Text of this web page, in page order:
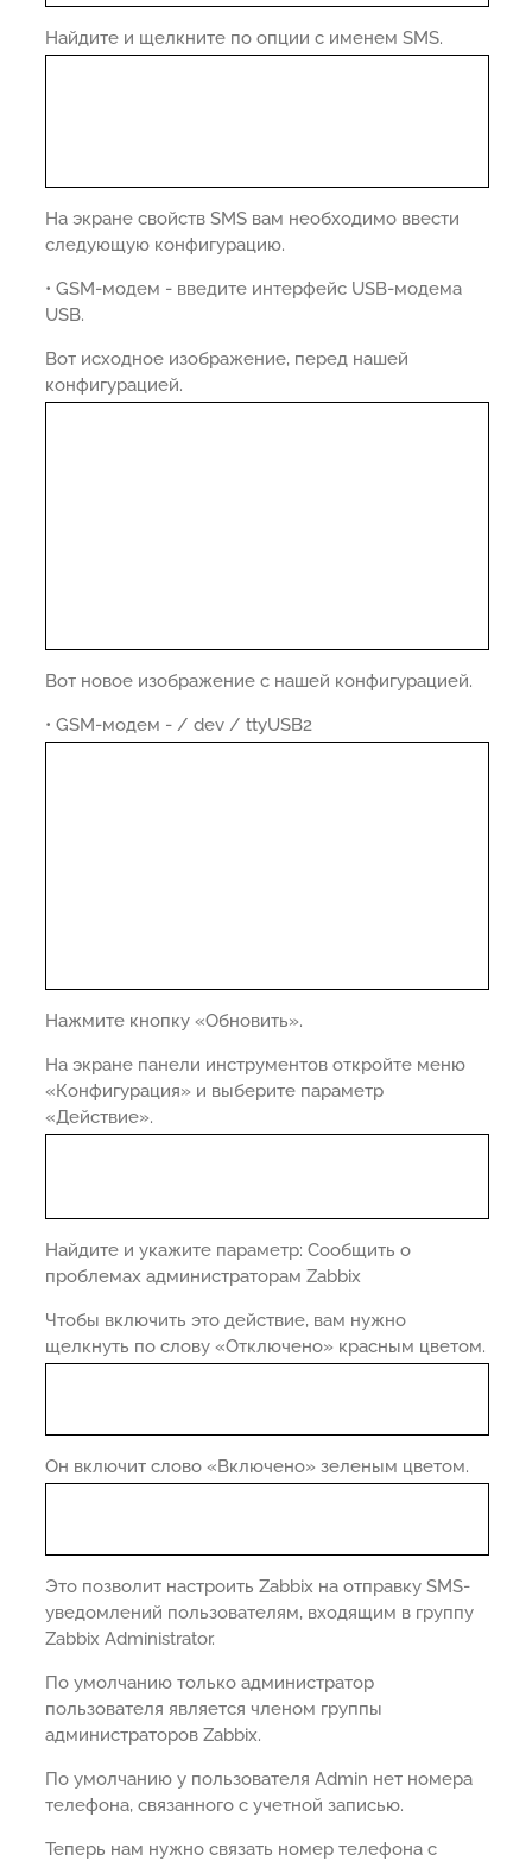
Найдите и щелкните по опции с именем SMS.
На экране свойств SMS вам необходимо ввести
следующую конфигурацию.
• GSM-модем - введите интерфейс USB-модема
USB.
Вот исходное изображение, перед нашей
конфигурацией.
Вот новое изображение с нашей конфигурацией.
• GSM-модем - / dev / ttyUSB2
Нажмите кнопку «Обновить».
На экране панели инструментов откройте меню
«Конфигурация» и выберите параметр
«Действие».
Найдите и укажите параметр: Сообщить о
проблемах администраторам Zabbix
Чтобы включить это действие, вам нужно
щелкнуть по слову «Отключено» красным цветом.
Он включит слово «Включено» зеленым цветом.
Это позволит настроить Zabbix на отправку SMS-
уведомлений пользователям, входящим в группу
Zabbix Administrator.
По умолчанию только администратор
пользователя является членом группы
администраторов Zabbix.
По умолчанию у пользователя Admin нет номера
телефона, связанного с учетной записью.
Теперь нам нужно связать номер телефона с